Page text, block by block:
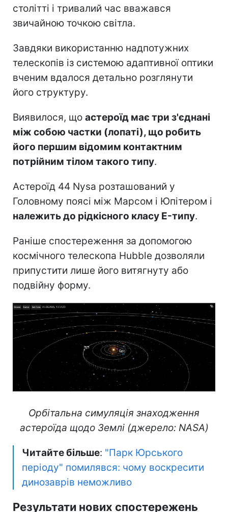
столітті і тривалий час вважався
звичайною точкою світла.
Завдяки використанню надпотужних
телескопів із системою адаптивної оптики
вченим вдалося детально розглянути
його структуру.
Виявилося, що астероїд має три з'єднані
між собою частки (лопаті), що робить
його першим відомим контактним
потрійним тілом такого типу.
Астероїд 44 Nysa розташований у
Головному поясі між Марсом і Юпітером і
належить до рідкісного класу E-типу.
Раніше спостереження за допомогою
космічного телескопа Hubble дозволяли
припустити лише його витягнуту або
подвійну форму.
Орбітальна симуляція знаходження
астероїда щодо Землі (джерело: NASA)
Читайте більше: "Парк Юрського
періоду" помилявся: чому воскресити
динозаврів неможливо
Результати нових спостережень